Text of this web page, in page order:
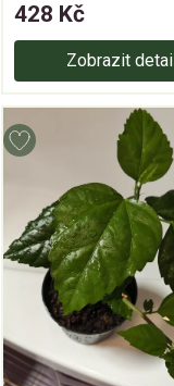
428 Kč
Zobrazit detail